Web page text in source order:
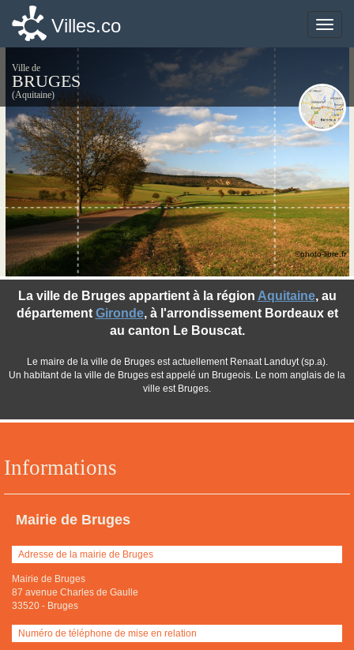
Toggle
Villes.co
Ville de
BRUGES
(Aquitaine)
Informations
Mairie de Bruges
Adresse de la mairie de Bruges
Mairie de Bruges
87 avenue Charles de Gaulle
33520 - Bruges
Numéro de téléphone de mise en relation
La ville de Bruges appartient à la région Aquitaine, au
département Gironde, à l'arrondissement Bordeaux et
au canton Le Bouscat.
Le maire de la ville de Bruges est actuellement Renaat Landuyt (sp.a).
Un habitant de la ville de Bruges est appelé un Brugeois. Le nom anglais de la
ville est Bruges.
©photo-libre.fr
Toggle
Villes.co